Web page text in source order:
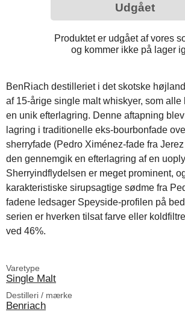
Udgået
Produktet er udgået af vores
og kommer ikke på lager
BenRiach destilleriet i det skotske
af 15-årige single malt whiskyer, som alle
en unik efterlagring. Denne aftapning
lagring i traditionelle eks-bourbonfade
sherryfade (Pedro Ximénez-fade fra
den gennemgik en efterlagring af en
Sherryindflydelsen er meget prominent,
karakteristiske sirupsagtige sødme fra
fadene ledsager Speyside-profilen på
serien er hverken tilsat farve eller
ved 46%.
Varetype
Single Malt
Destilleri / mærke
Benriach